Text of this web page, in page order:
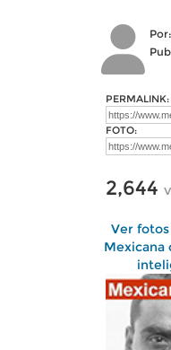
Por:
PERMALINK:
FOTO:
2,644
Ver
Mexicana